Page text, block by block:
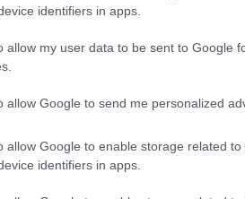
identifiers in apps.
allow my user data to be sent to Google
allow Google to send me personalized
allow Google to enable storage related
identifiers in apps.
κ. Δημήτρης
κι αν έχουμε σχεδιάσει
είναι, αν συμβεί μια
να επανέλθουν γρήγορα
ότι η τεχνολογία από